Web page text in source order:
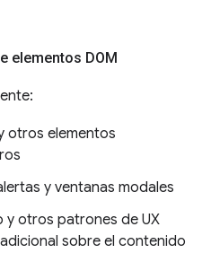
elementos DOM
otros elementos
y ventanas modales
y otros patrones de UX
sobre el contenido